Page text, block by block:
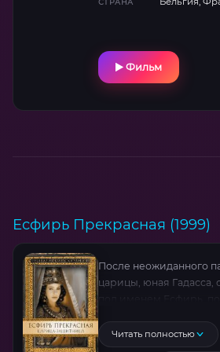
СТРАНА
Фильм
Есфирь Прекрасная (1999)
После неожиданного
царицы, юная
покоряют правителя.
царедворец Аман
Читать полностью